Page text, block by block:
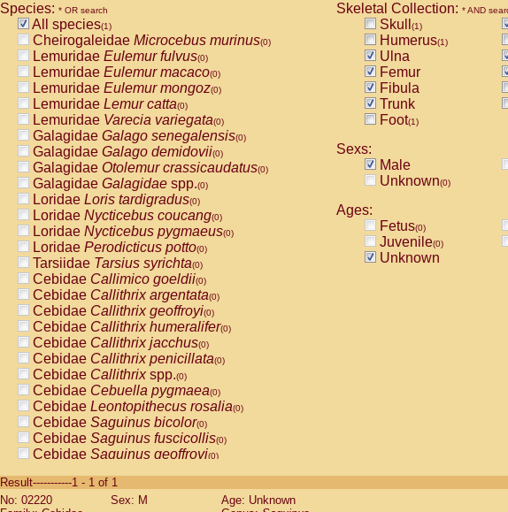
Species: * OR search
All species(1)
Cheirogaleidae Microcebus murinus(0)
Lemuridae Eulemur fulvus(0)
Lemuridae Eulemur macaco(0)
Lemuridae Eulemur mongoz(0)
Lemuridae Lemur catta(0)
Lemuridae Varecia variegata(0)
Galagidae Galago senegalensis(0)
Galagidae Galago demidovii(0)
Galagidae Otolemur crassicaudatus(0)
Galagidae Galagidae spp.(0)
Loridae Loris tardigradus(0)
Loridae Nycticebus coucang(0)
Loridae Nycticebus pygmaeus(0)
Loridae Perodicticus potto(0)
Tarsiidae Tarsius syrichta(0)
Cebidae Callimico goeldii(0)
Cebidae Callithrix argentata(0)
Cebidae Callithrix geoffroyi(0)
Cebidae Callithrix humeralifer(0)
Cebidae Callithrix jacchus(0)
Cebidae Callithrix penicillata(0)
Cebidae Callithrixspp.(0)
Cebidae Cebuella pygmaea(0)
Cebidae Leontopithecus rosalia(0)
Cebidae Saguinus bicolor(0)
Cebidae Saguinus fuscicollis(0)
Cebidae Saguinus geoffroyi(0)
CebidaeSaguinus labiatus(0)
Cebidae Saguinus leucopus (0)
Skeletal Collection: * AND
Skull (1)
Humerus(1)
Ulna
Femur
Fibula
Trunk
Foot(1)
Sexs:
Male
Unknown(0)
Ages:
Fetus(0)
Juvenile(0)
Unknown
Result-----------1 - 1 of 1
No: 02220
Sex: M
Age: Unknown